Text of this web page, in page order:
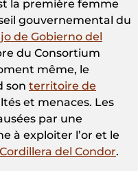
la première femme
gouvernemental du
de Gobierno del
du Consortium
même, le
son territoire de
et menaces. Les
par une
à exploiter l’or et le
Cordillera del Condor.